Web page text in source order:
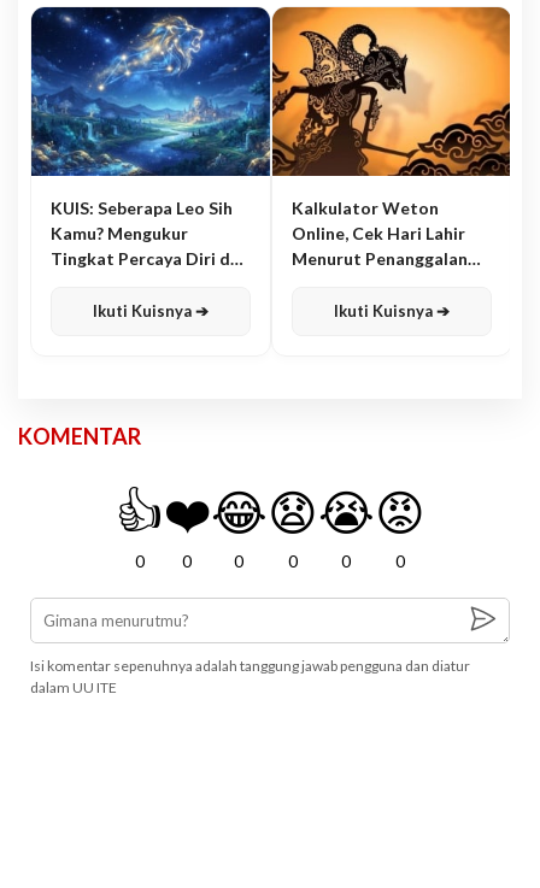
KUIS: Seberapa Leo Sih
Kamu? Mengukur
Tingkat Percaya Diri dan
Ikuti Kuisnya ➔
Kalkulator Weton
Online, Cek Hari Lahir
Menurut Penanggalan
Ikuti Kuisnya ➔
KOMENTAR
👍
0
❤️
0
😂
0
😧
0
😭
0
😡
0
Isi komentar sepenuhnya adalah tanggung jawab pengguna dan diatur
dalam UU ITE